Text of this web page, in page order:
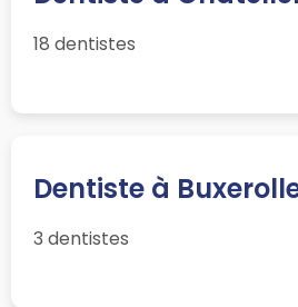
18 dentistes
Dentiste à
3 dentistes